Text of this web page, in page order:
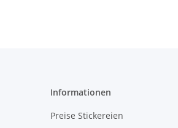
Informationen
Preise Stickereien